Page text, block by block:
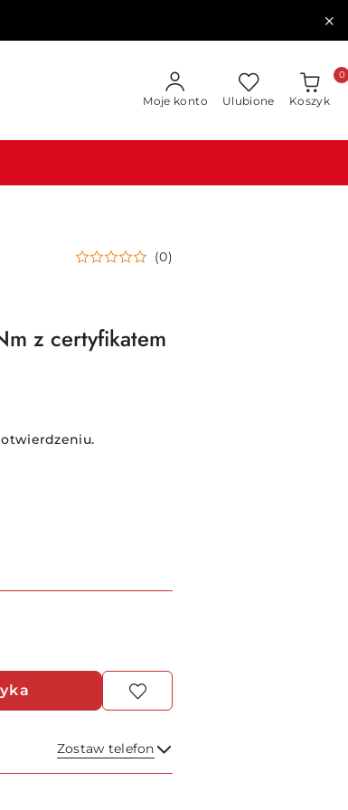
Moje konto Ulubione Koszyk
0
(0)
z certyfikatem
Zostaw telefon
Wyślij